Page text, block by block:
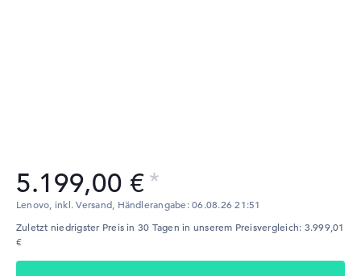
5.199,00 €
Lenovo, inkl. Versand, Händlerangabe:06.08.26 21:51
Zuletzt niedrigster Preis in 30 Tagen in unserem Preisvergleich: 3.999,01
€